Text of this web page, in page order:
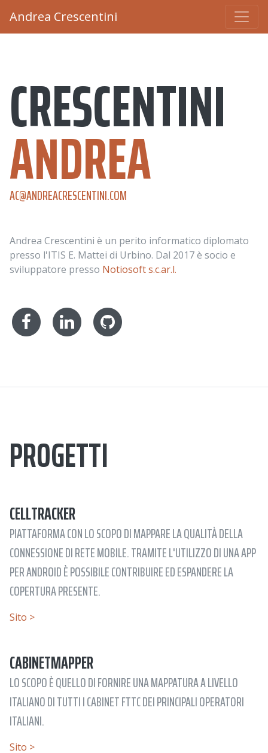
Andrea Crescentini
CRESCENTINI
ANDREA
AC@ANDREACRESCENTINI.COM
Andrea Crescentini è un perito informatico diplomato
presso l'ITIS E. Mattei di Urbino. Dal 2017 è socio e
sviluppatore presso Notiosoft s.c.ar.l.
PROGETTI
CELLTRACKER
PIATTAFORMA CON LO SCOPO DI MAPPARE LA QUALITÀ DELLA
CONNESSIONE DI RETE MOBILE. TRAMITE L'UTILIZZO DI UNA APP
PER ANDROID È POSSIBILE CONTRIBUIRE ED ESPANDERE LA
COPERTURA PRESENTE.
Sito >
CABINETMAPPER
LO SCOPO È QUELLO DI FORNIRE UNA MAPPATURA A LIVELLO
ITALIANO DI TUTTI I CABINET FTTC DEI PRINCIPALI OPERATORI
ITALIANI.
Sito >